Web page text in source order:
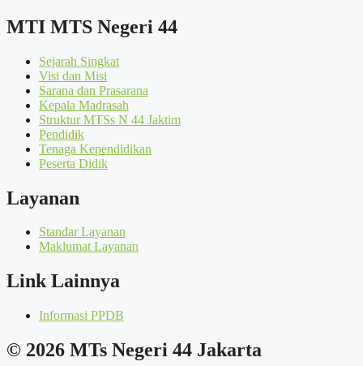
MTI MTS Negeri 44
Sejarah Singkat
Visi dan Misi
Sarana dan Prasarana
Kepala Madrasah
Struktur MTSs N 44 Jaktim
Pendidik
Tenaga Kependidikan
Peserta Didik
Layanan
Standar Layanan
Maklumat Layanan
Link Lainnya
Informasi PPDB
© 2026 MTs Negeri 44 Jakarta